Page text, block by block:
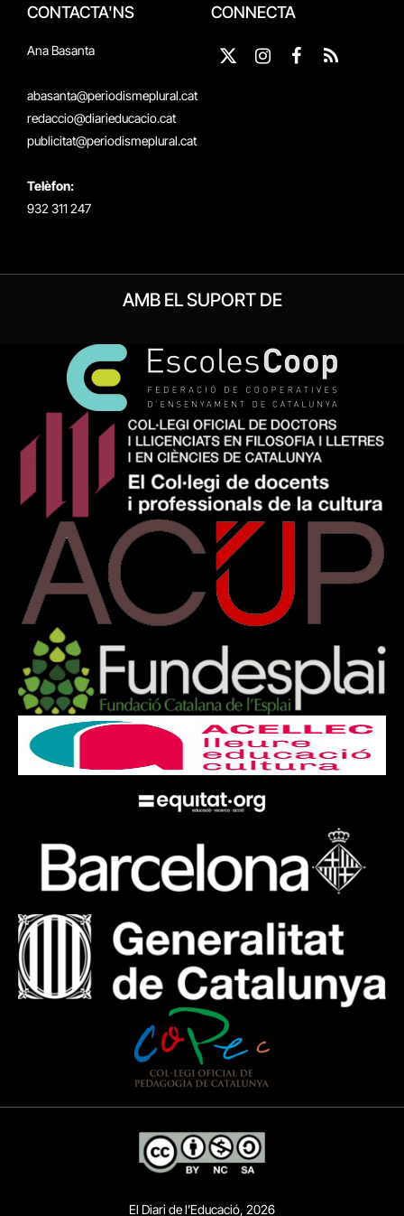
CONTACTA'NS
Ana Basanta
abasanta@periodismeplural.cat
redaccio@diarieducacio.cat
publicitat@periodismeplural.cat
Telèfon:
932 311 247
CONNECTA
X
InstagramFacebook
RSS
AMB EL SUPORT DE
El Diari de l’Educació, 2026